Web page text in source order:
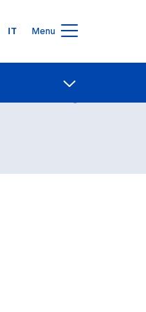
IT Menu
Contatti